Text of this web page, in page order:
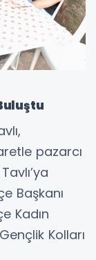
pazarcı
Başkanı
Kadın
Kolları